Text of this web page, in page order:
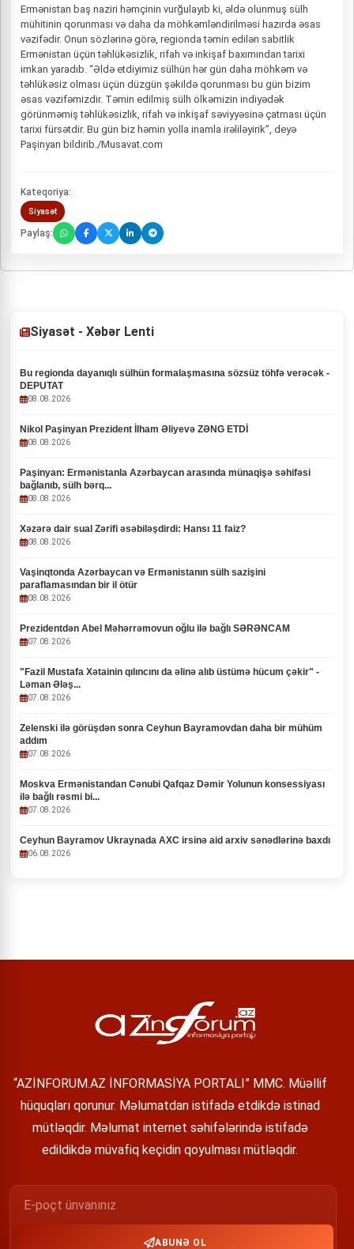
Ermənistan baş naziri həmçinin vurğulayıb ki, əldə olunmuş sülh
mühitinin qorunması və daha da möhkəmləndirilməsi hazırda əsas
vəzifədir. Onun sözlərinə görə, regionda təmin edilən sabitlik
Ermənistan üçün təhlükəsizlik, rifah və inkişaf baxımından tarixi
imkan yaradıb. “Əldə etdiyimiz sülhün hər gün daha möhkəm və
təhlükəsiz olması üçün düzgün şəkildə qorunması bu gün bizim
əsas vəzifəmizdir. Təmin edilmiş sülh ölkəmizin indiyədək
görünməmiş təhlükəsizlik, rifah və inkişaf səviyyəsinə çatması üçün
tarixi fürsətdir. Bu gün biz həmin yolla inamla irəliləyirik”, deyə
Paşinyan bildirib./Musavat.com
Kateqoriya:
Siyasət
Paylaş:
Siyasət - Xəbər Lenti
Bu regionda dayanıqlı sülhün formalaşmasına sözsüz töhfə verəcək -
DEPUTAT
08.08.2026
Nikol Paşinyan Prezident İlham Əliyevə ZƏNG ETDİ
08.08.2026
Paşinyan: Ermənistanla Azərbaycan arasında münaqişə səhifəsi
bağlanıb, sülh bərq...
08.08.2026
Xəzərə dair sual Zərifi əsəbiləşdirdi: Hansı 11 faiz?
08.08.2026
Vaşinqtonda Azərbaycan və Ermənistanın sülh sazişini
paraflamasından bir il ötür
08.08.2026
Prezidentdən Abel Məhərrəmovun oğlu ilə bağlı SƏRƏNCAM
07.08.2026
"Fazil Mustafa Xətainin qılıncını da əlinə alıb üstümə hücum çəkir" -
Ləman Ələş...
07.08.2026
Zelenski ilə görüşdən sonra Ceyhun Bayramovdan daha bir mühüm
addım
07.08.2026
Moskva Ermənistandan Cənubi Qafqaz Dəmir Yolunun konsessiyası
ilə bağlı rəsmi bi...
07.08.2026
Ceyhun Bayramov Ukraynada AXC irsinə aid arxiv sənədlərinə baxdı
06.08.2026
“AZİNFORUM.AZ İNFORMASİYA PORTALI” MMC. Müəllif
hüquqları qorunur. Məlumatdan istifadə etdikdə istinad
mütləqdir. Məlumat internet səhifələrində istifadə
edildikdə müvafiq keçidin qoyulması mütləqdir.
ABUNƏ OL